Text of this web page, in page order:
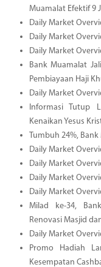
Muamalat Efektif 9
Daily Market
Daily Market
Daily Market
Bank Muamalat
Pembiayaan Haji
Daily Market
Informasi Tutup
Kenaikan Yesus
Tumbuh 24%, Bank
Daily Market
Daily Market
Daily Market
Daily Market
Milad ke-34,
Renovasi Masjid
Daily Market
Promo Hadiah
Kesempatan